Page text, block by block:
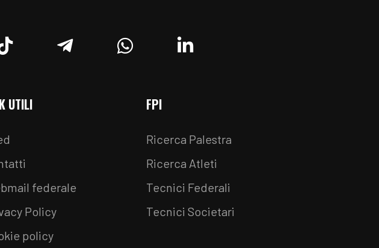
UTILI
federale
Policy
policy
FPI
Ricerca Palestra
Ricerca Atleti
Tecnici Federali
Tecnici Societari